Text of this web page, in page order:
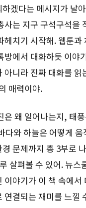
겠다는 메시지가 날
사는 지구 구석구석을
헤치기 시작해. 웹툰과
방에서 대화하듯 이야
아니라 진짜 대화를 읽
매력이야.
은 왜 일어나는지, 태
다와 하늘은 어떻게
문제까지 총 3부로
살펴볼 수 있어. 뉴스
이야기가 이 책 속에서
연결되는 재미를 느낄